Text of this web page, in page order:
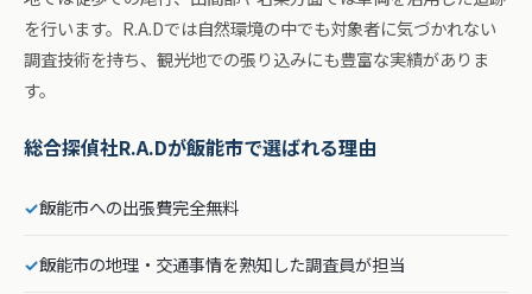
を行います。R.A.Dでは自然環境の中でも対象者に気づかれない
調査技術を持ち、観光地での張り込みにも豊富な実績がありま
す。
総合探偵社R.A.Dが飯能市で選ばれる理由
✓飯能市への出張費完全無料
✓飯能市の地理・交通事情を熟知した調査員が担当